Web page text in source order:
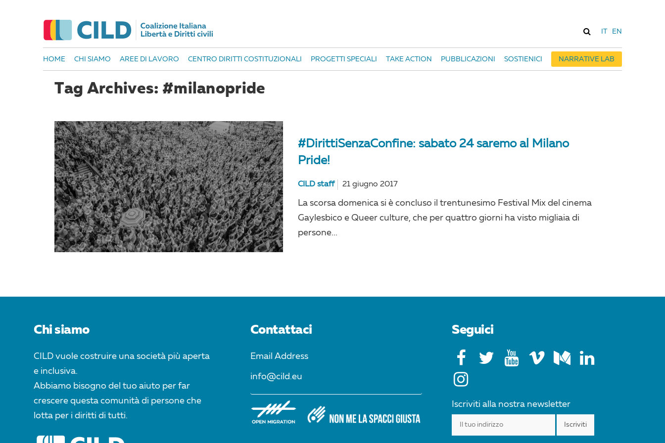
EN
HOME CHI SIAMO AREE DI LAVORO CENTRO DIRITTI COSTITUZIONALI PROGETTI SPECIALI TAKE ACTION PUBBLICAZIONI SOSTIENICI NARRATIVE LAB
Tag Archives: #milanopride
#DirittiSenzaConfine: sabato 24 saremo al Milano
Pride!
CILD staff 21 giugno 2017
La scorsa domenica si è concluso il trentunesimo Festival Mix del cinema
Gaylesbico e Queer culture, che per quattro giorni ha visto migliaia di
persone...
Chi siamo
CILD vuole costruire una società più aperta
e inclusiva.
Abbiamo bisogno del tuo aiuto per far
crescere questa comunità di persone che
lotta per i diritti di tutti.
Contattaci
Email Address
info@cild.eu
Seguici
Iscriviti alla nostra newsletter